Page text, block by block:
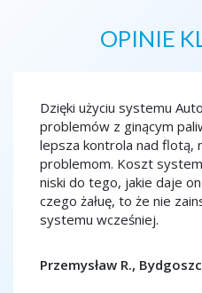
OPINIE
Dzięki użyciu systemu
problemów z ginącym
lepsza kontrola nad flotą,
problemom. Koszt
niski do tego, jakie daje
czego żałuę, to że nie
systemu wcześniej.
Przemysław R.,